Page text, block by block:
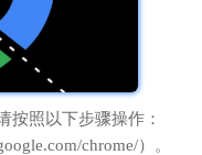
按照以下步骤操作：
chrome/）。